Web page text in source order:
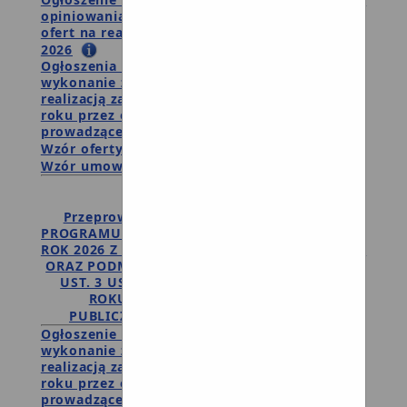
opiniowania ofert w otwartym konkursie
ofert na realizację zadań publicznych w roku
2026
Ogłoszenia otwartego konkursu ofert na
wykonanie zadań publicznych związanych z
realizacją zadań samorządu gminnego w 2026
roku przez organizacje i podmioty
prowadzące działalność pożytku publicznego
Wzór oferty realizacji zadania publicznego
Wzór umowy
Przeprowadzenie konsultacji ROCZNEGO
PROGRAMU WSPÓŁPRACY GMINY DEBRZNO NA
ROK 2026 Z ORGANIZACJAMI POZARZĄDOWYMI
ORAZ PODMIOTAMI WYMIENIONYMI W ART. 3
UST. 3 USTAWY Z DNIA 24 KWIETNIA 2003
ROKU O DZIAŁALNOŚCI POŻYTKU
PUBLICZNEGO I O WOLONTARIACIE
Ogłoszenie otwartego konkursu ofert na
wykonanie zadań publicznych związanych z
realizacją zadań samorządu gminnego w 2025
roku przez organizacje i podmioty
prowadzące działalność pożytku publicznego